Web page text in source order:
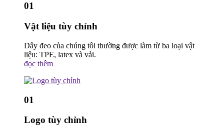
01
Vật liệu tùy chỉnh
Dây đeo của chúng tôi thường được làm từ ba loại vật
liệu: TPE, latex và vải.
đọc thêm
01
Logo tùy chỉnh